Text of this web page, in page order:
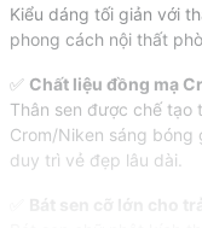
Kiểu dáng tối giản với
phong cách nội thất
✅ Chất liệu đồng mạ
Thân sen được chế tạo
Crom/Niken sáng bóng
duy trì vẻ đẹp lâu dài.